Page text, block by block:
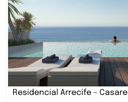
Residencial Arrecife –